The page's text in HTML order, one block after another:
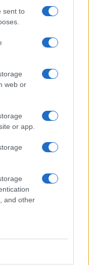
sent to
web or
or app.
and other
: nos ocuparemos de
de terceros.
en España por
reservados.
híbrida por una
independientes